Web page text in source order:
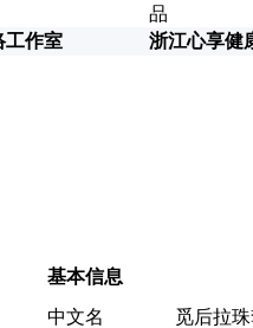
工作室 浙江心享健
基本信息
中文名
觅后拉